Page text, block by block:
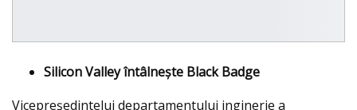
Silicon Valley întâlneşte Black Badge
Vicepreședintelui departamentului inginerie a